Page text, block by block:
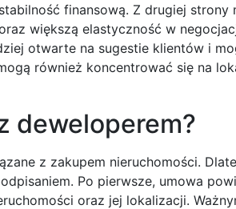
finansową. Z drugiej strony
większą elastyczność w
otwarte na sugestie klientów i
również koncentrować się na
deweloperem?
z zakupem nieruchomości.
Po pierwsze, umowa
oraz jej lokalizacji.